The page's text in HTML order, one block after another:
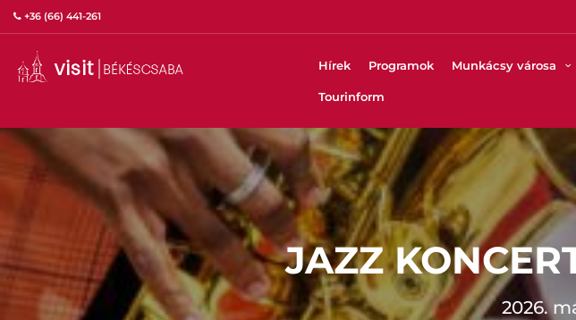
+36 (66) 441-261
Hírek Programok Munkácsy városa
Tourinform
JAZZ
2026.